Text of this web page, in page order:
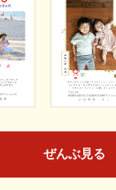
ぜんぶ見る